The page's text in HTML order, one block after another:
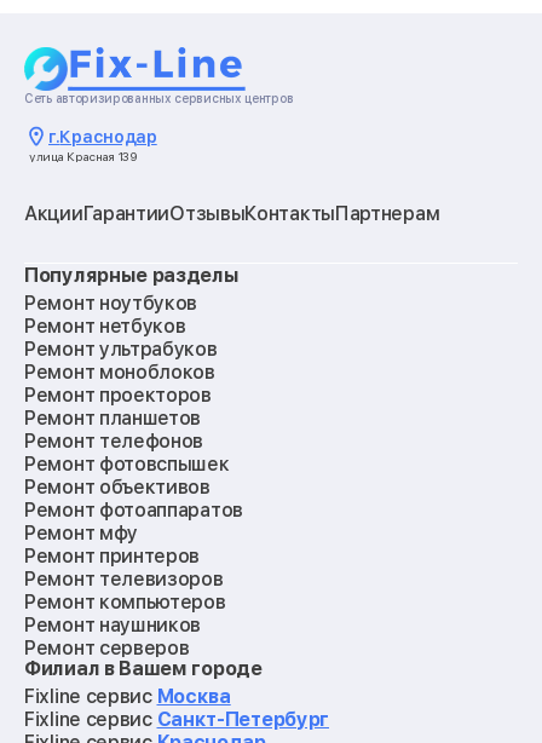
Сеть авторизированных сервисных центров
г.Краснодар
улица Красная 139
АкцииГарантииОтзывыКонтактыПартнерам
Популярные разделы
Ремонт ноутбуков
Ремонт нетбуков
Ремонт ультрабуков
Ремонт моноблоков
Ремонт проекторов
Ремонт планшетов
Ремонт телефонов
Ремонт фотовспышек
Ремонт объективов
Ремонт фотоаппаратов
Ремонт мфу
Ремонт принтеров
Ремонт телевизоров
Ремонт компьютеров
Ремонт наушников
Ремонт серверов
Ремонт мониторов
Ремонт квадрокоптеров
Ремонт электросамокатов
Филиал в Вашем городе
Fixline сервис Москва
Fixline сервис Санкт-Петербург